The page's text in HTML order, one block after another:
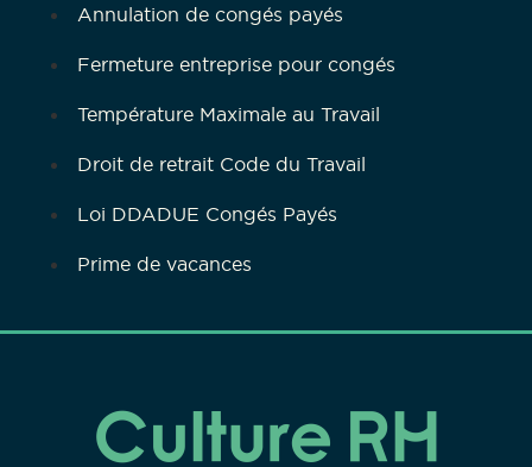
Annulation de congés payés
Fermeture entreprise pour congés
Température Maximale au Travail
Droit de retrait Code du Travail
Loi DDADUE Congés Payés
Prime de vacances